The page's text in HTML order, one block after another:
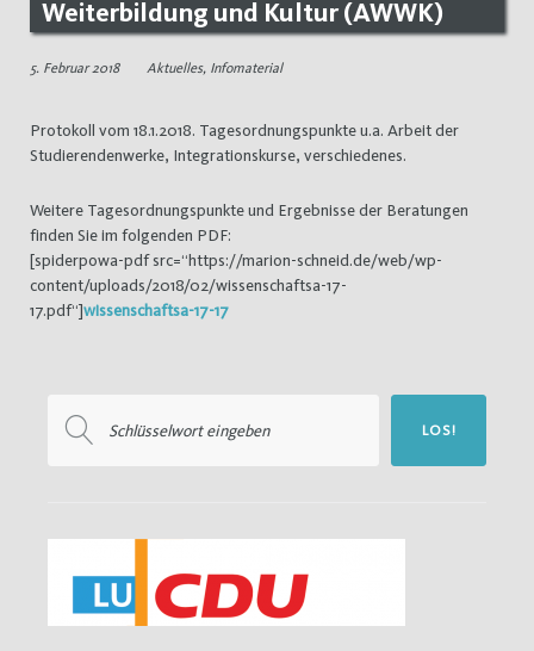
Weiterbildung und Kultur (AWWK)
5. Februar 2018 Aktuelles, Infomaterial
Protokoll vom 18.1.2018. Tagesordnungspunkte u.a. Arbeit der
Studierendenwerke, Integrationskurse, verschiedenes.
Weitere Tagesordnungspunkte und Ergebnisse der Beratungen
finden Sie im folgenden PDF:
[spiderpowa-pdf src=“https://marion-schneid.de/web/wp-
content/uploads/2018/02/wissenschaftsa-17-
17.pdf“]wissenschaftsa-17-17
nach:
LOS!